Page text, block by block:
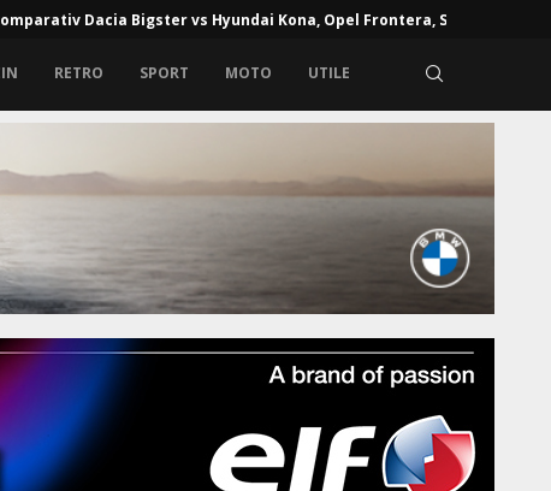
Dacia Bigster vs Hyundai Kona, Opel Frontera, Skoda...
RETRO SPORT MOTO UTILE